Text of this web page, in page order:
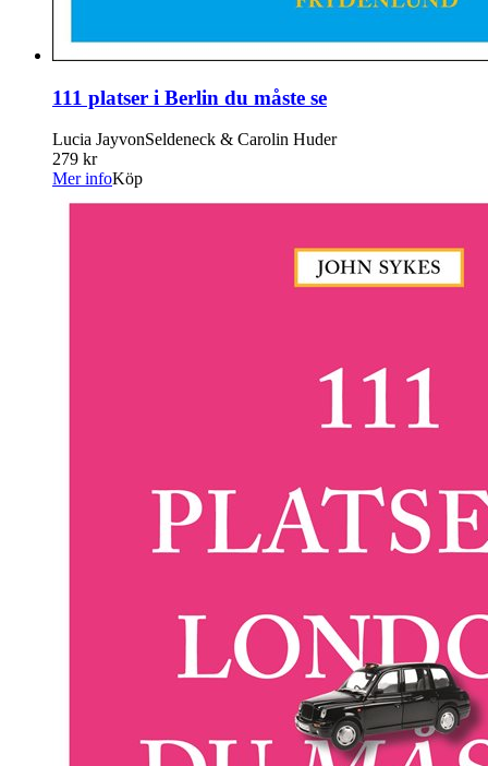
111 platser i Berlin du måste se
Lucia JayvonSeldeneck & Carolin Huder
279 kr
Mer infoKöp